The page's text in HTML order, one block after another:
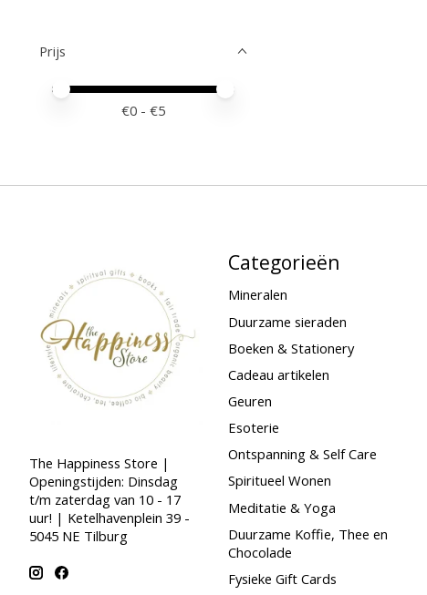
Prijs
Minimale prijswaarde
Price maximum value
€0 - €5
The Happiness Store |
Openingstijden: Dinsdag
t/m zaterdag van 10 - 17
uur! | Ketelhavenplein 39 -
5045 NE Tilburg
Categorieën
Mineralen
Duurzame sieraden
Boeken & Stationery
Cadeau artikelen
Geuren
Esoterie
Ontspanning & Self Care
Spiritueel Wonen
Meditatie & Yoga
Duurzame Koffie, Thee en
Chocolade
Fysieke Gift Cards